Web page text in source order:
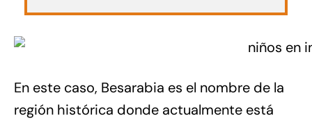
En este caso, Besarabia es el nombre de la
región histórica donde actualmente está